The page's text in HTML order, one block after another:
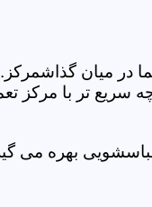
میان گذاشمرکز.با
تر با مرکز
بهره می